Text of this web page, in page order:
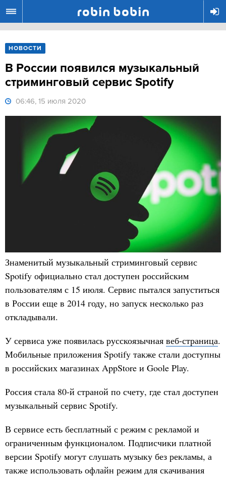
НОВОСТИ
В России появился музыкальный
стриминговый сервис Spotify
06:46, 15 июля 2020
Знаменитый музыкальный стриминговый сервис
Spotify официально стал доступен российским
пользователям с 15 июля. Сервис пытался запуститься
в России еще в 2014 году, но запуск несколько раз
откладывали.
У сервиса уже появилась русскоязычная веб-страница.
Мобильные приложения Spotify также стали доступны
в российских магазинах AppStore и Goole Play.
Россия стала 80-й страной по счету, где стал доступен
музыкальный сервис Spotify.
В сервисе есть бесплатный с режим с рекламой и
ограниченным функционалом. Подписчики платной
версии Spotify могут слушать музыку без рекламы, а
также использовать офлайн режим для скачивания